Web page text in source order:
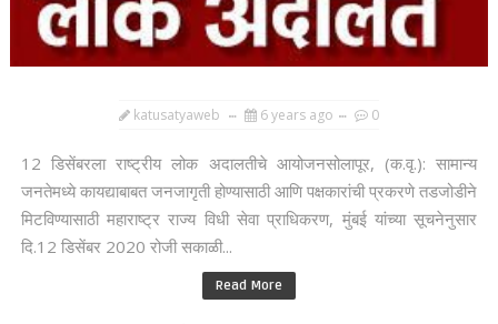
katusatyaweb 6 years ago 0
12 डिसेंबरला राष्ट्रीय लोक अदालतीचे आयोजनसोलापूर, (क.वृ.): सामान्य
जनतेमध्ये कायद्याबाबत जनजागृती होण्यासाठी आणि पक्षकारांची प्रकरणे तडजोडीने
मिटविण्यासाठी महाराष्ट्र राज्य विधी सेवा प्राधिकरण, मुंबई यांच्या सूचनेनुसार
दि.12 डिसेंबर 2020 रोजी सकाळी...
Read More